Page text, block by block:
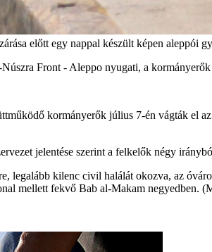
előtt egy nappal készült képen
Front - Aleppo nyugati, a
kormányerők július 7-én vágták el
jelentése szerint a felkelők négy
legalább kilenc civil halálát okozva, az
mellett fekvő Bab al-Makam negyedben.